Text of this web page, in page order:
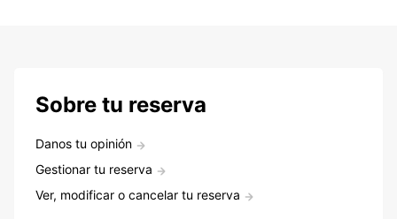
Sobre tu reserva
Danos tu opinión
Gestionar tu reserva
Ver, modificar o cancelar tu reserva